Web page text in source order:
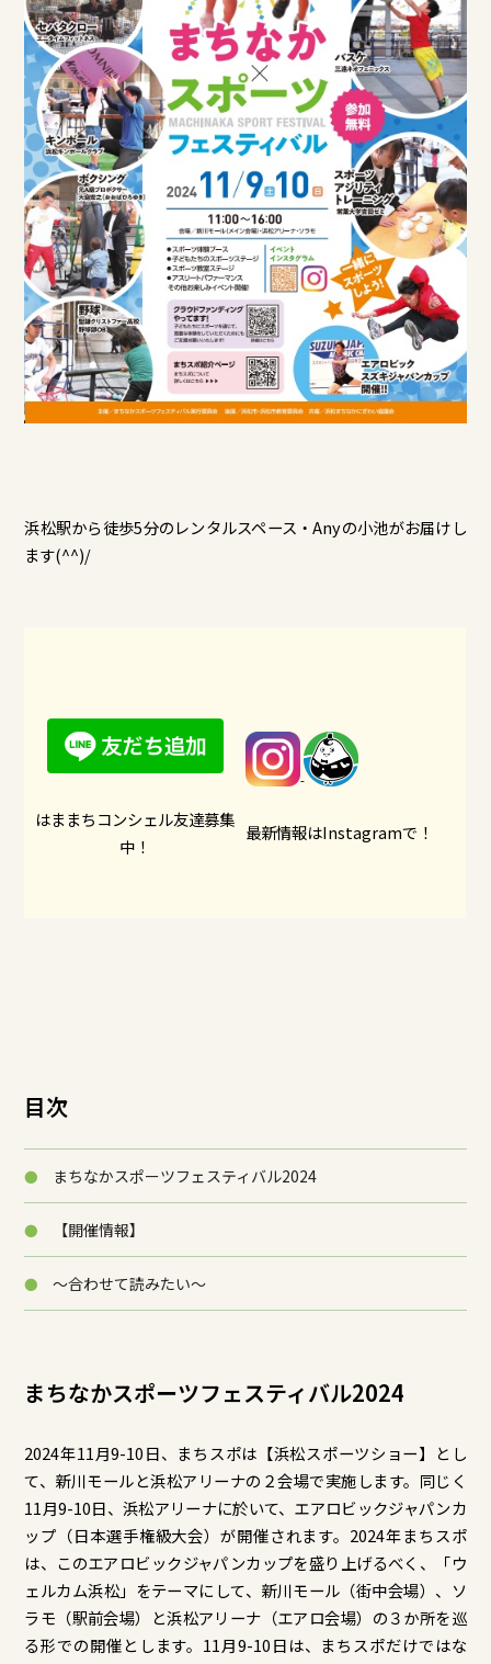
浜松駅から徒歩5分のレンタルスペース・Anyの小池がお届けし
ます(^^)/
はままちコンシェル友達募集
中！
最新情報はInstagramで！
目次
まちなかスポーツフェスティバル2024
【開催情報】
～合わせて読みたい～
まちなかスポーツフェスティバル2024
2024年11月9-10日、まちスポは【浜松スポーツショー】とし
て、新川モールと浜松アリーナの２会場で実施します。同じく
11月9-10日、浜松アリーナに於いて、エアロビックジャパンカ
ップ（日本選手権級大会）が開催されます。2024年まちスポ
は、このエアロビックジャパンカップを盛り上げるべく、「ウ
ェルカム浜松」をテーマにして、新川モール（街中会場）、ソ
ラモ（駅前会場）と浜松アリーナ（エアロ会場）の３か所を巡
る形での開催とします。11月9-10日は、まちスポだけではな